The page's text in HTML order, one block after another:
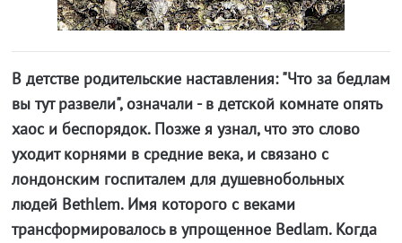
В детстве родительские наставления: "Что за бедлам
вы тут развели", означали - в детской комнате опять
хаос и беспорядок. Позже я узнал, что это слово
уходит корнями в средние века, и связано с
лондонским госпиталем для душевнобольных
людей Bethlem. Имя которого с веками
трансформировалось в упрощенное Bedlam. Когда